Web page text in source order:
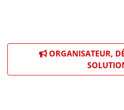
ORGANISATEUR,